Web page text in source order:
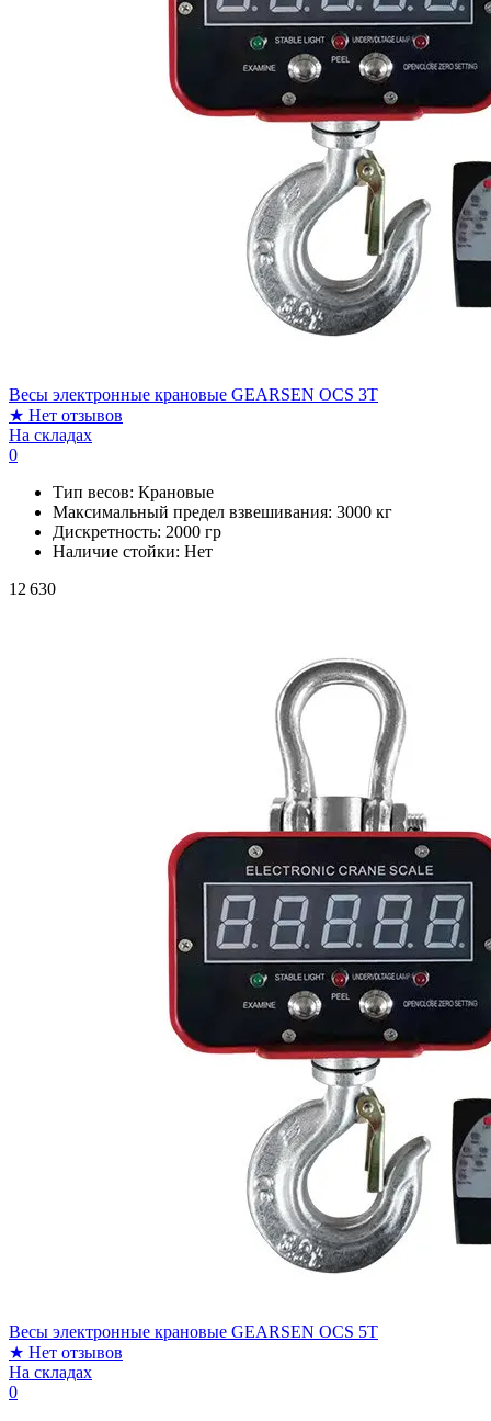
Весы электронные крановые GEARSEN OCS 3T
★ Нет отзывов
На складах
0
Тип весов: Крановые
Максимальный предел взвешивания: 3000 кг
Дискретность: 2000 гр
Наличие стойки: Нет
12 630
Весы электронные крановые GEARSEN OCS 5T
★ Нет отзывов
На складах
0